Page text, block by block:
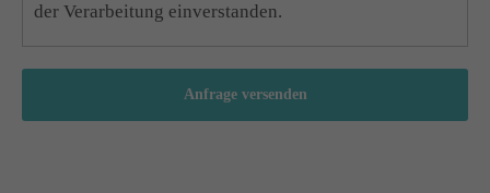
der Verarbeitung einverstanden.
Anfrage versenden